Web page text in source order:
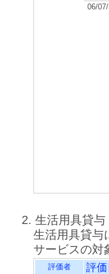
06/
2. 生活用具貸与
生活用具貸与
サービスの対
評価者 評